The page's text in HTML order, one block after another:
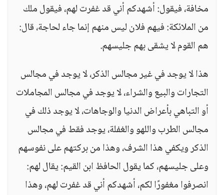
مخافة، فيقول: أشهدكم أني قد غفرت لهم، فيقول ملك
من الملائكة: فيهم فلان ليس منهم إنما جاء لحاجة، قال:
هم القوم لا يشقى بهم جليسهم.
هذا لا يوجد في غير مجالس الذكر، لا يوجد في مجالس
التجارات والبيع والشراء، لا يوجد في مجالس المجاملات
أو التباهي بأعراض الدنيا والوجاهات، لا يوجد ذلك في
مجالس الطرب واللهو والغفلة، يوجد فقط في مجالس
الذكر ويكفي هذا الشرف، وهذا من بركتهم على نفوسهم
وعلى جليسهم، كما يقول الحافظ ابن القيم: يقال لهم:
انصرفوا مغفورًا لكم، أشهدكم أني قد غفرت لهم، وهذا